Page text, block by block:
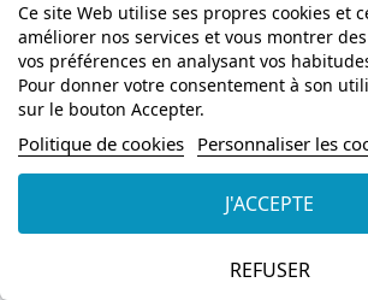

 
Ajouter au panier

Pharmaciens diplômés
Ce site Web utilise ses propres cookies et
améliorer nos services et vous montrer
vos préférences en analysant vos
Pour donner votre consentement à son
sur le bouton Accepter.
Politique de cookies Personnaliser les
REFUSER
J'ACCEPTE